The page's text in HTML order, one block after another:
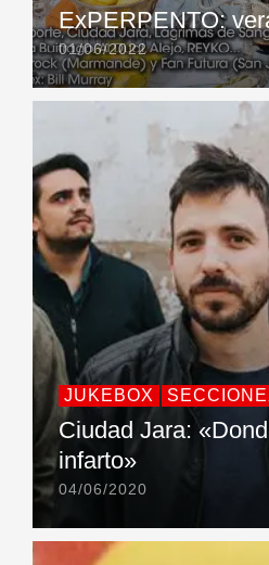
ExPERPENTO:
01/06/2022
JUKEBOX
Ciudad Jara:
infarto»
04/06/2020